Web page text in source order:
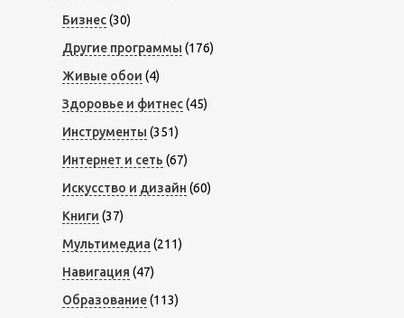
Бизнес(30)
Другие программы (176)
Живые обои (4)
Здоровье и фитнес(45)
Инструменты (351)
Интернет и сеть (67)
Искусство и дизайн (60)
Книги (37)
Мультимедиа (211)
Навигация (47)
Образование(113)